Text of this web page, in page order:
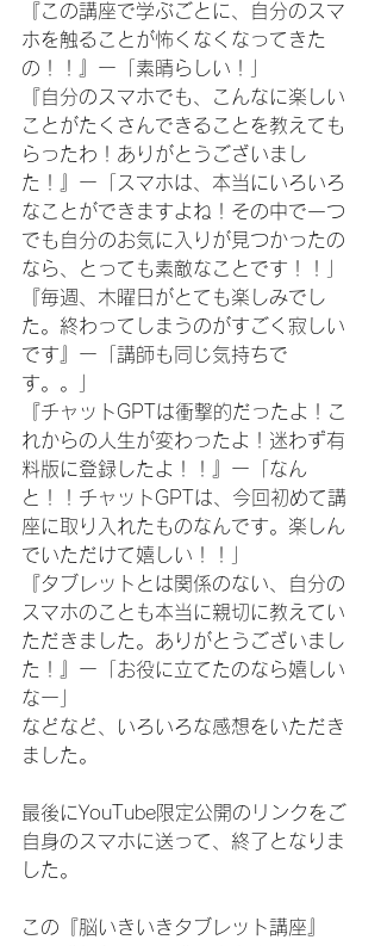
『この講座で学ぶごとに、自分のスマ
ホを触ることが怖くなくなってきた
の！！』ー「素晴らしい！」
『自分のスマホでも、こんなに楽しい
ことがたくさんできることを教えても
らったわ！ありがとうございまし
た！』ー「スマホは、本当にいろいろ
なことができますよね！その中で一つ
でも自分のお気に入りが見つかったの
なら、とっても素敵なことです！！」
『毎週、木曜日がとても楽しみでし
た。終わってしまうのがすごく寂しい
です』ー「講師も同じ気持ちで
す。。」
『チャットGPTは衝撃的だったよ！こ
れからの人生が変わったよ！迷わず有
料版に登録したよ！！』ー「なん
と！！チャットGPTは、今回初めて講
座に取り入れたものなんです。楽しん
でいただけて嬉しい！！」
『タブレットとは関係のない、自分の
スマホのことも本当に親切に教えてい
ただきました。ありがとうございまし
た！』ー「お役に立てたのなら嬉しい
なー」
などなど、いろいろな感想をいただき
ました。
最後にYouTube限定公開のリンクをご
自身のスマホに送って、終了となりま
した。
この『脳いきいきタブレット講座』